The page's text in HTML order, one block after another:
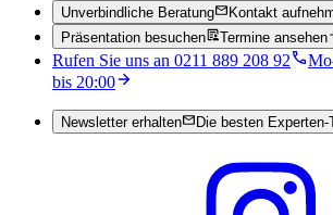
Unverbindliche Beratung
Kontakt
Präsentation besuchen
Termine ansehen
Rufen Sie uns an 0211 889 208 92
bis 20:00
Newsletter erhalten Die besten Experten-